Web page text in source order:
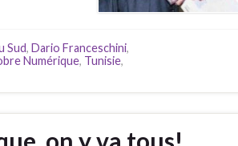
Sud, Dario Franceschini,
Numérique, Tunisie,